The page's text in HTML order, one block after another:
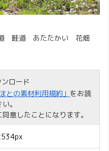
畦道 あたたかい 花畑
ロード
との素材利用規約」 をお読
。
意したことになります。